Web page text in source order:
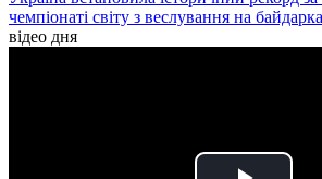
чемпіонаті світу з веслування на
відео дня